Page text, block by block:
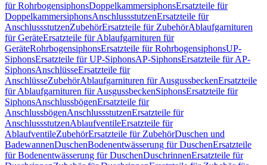
für RohrbogensiphonsDoppelkammersiphonsErsatzteile für
DoppelkammersiphonsAnschlussstutzenErsatzteile für
AnschlussstutzenZubehörErsatzteile für ZubehörAblaufgarnituren
für GeräteErsatzteile für Ablaufgarnituren für
GeräteRohrbogensiphonsErsatzteile für RohrbogensiphonsUP-
SiphonsErsatzteile für UP-SiphonsAP-SiphonsErsatzteile für AP-
SiphonsAnschlüsseErsatzteile für
AnschlüsseZubehörAblaufgarnituren für AusgussbeckenErsatzteile
für Ablaufgarnituren für AusgussbeckenSiphonsErsatzteile für
SiphonsAnschlussbögenErsatzteile für
AnschlussbögenAnschlussstutzenErsatzteile für
AnschlussstutzenAblaufventileErsatzteile für
AblaufventileZubehörErsatzteile für ZubehörDuschen und
BadewannenDuschenBodenentwässerung für DuschenErsatzteile
für Bodenentwässerung für DuschenDuschrinnenErsatzteile für